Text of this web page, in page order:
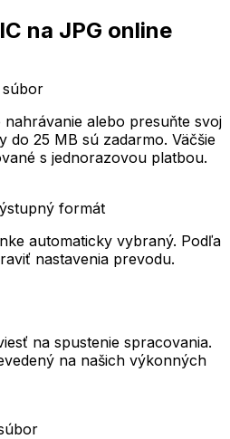
na JPG online
súbor
alebo presuňte svoj
do 25 MB sú zadarmo. Väčšie
s jednorazovou platbou.
formát
automaticky vybraný. Podľa
nastavenia prevodu.
na spustenie spracovania.
na našich výkonných